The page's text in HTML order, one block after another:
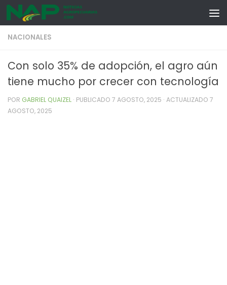
Skip to content
NACIONALES
Con solo 35% de adopción, el agro aún
tiene mucho por crecer con tecnología
POR GABRIEL QUAIZEL · PUBLICADO 7 AGOSTO, 2025 · ACTUALIZADO 7
AGOSTO, 2025